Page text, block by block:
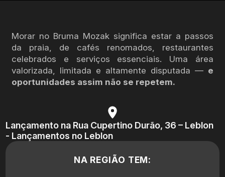
Morar no Bruma Mozak significa estar a passos
da praia, de cafés renomados, restaurantes
celebrados e serviços essenciais. Uma área
valorizada, limitada e altamente disputada — e
oportunidades assim não se repetem.
Lançamento na Rua Cupertino Durão, 36 – Leblon
- Lançamentos no Leblon
NA REGIÃO TEM: